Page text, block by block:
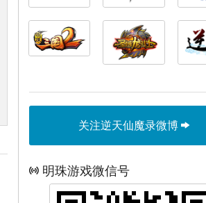
关注逆天仙魔录微博
明珠游戏微信号